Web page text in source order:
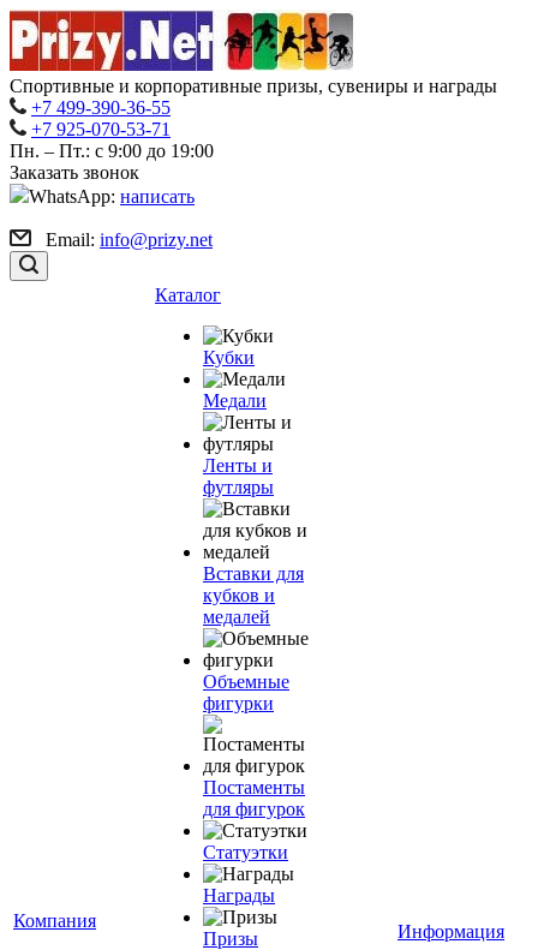
Спортивные и корпоративные призы, сувениры и награды
+7 499-390-36-55
+7 925-070-53-71
Пн. – Пт.: с 9:00 до 19:00
Заказать звонок
WhatsApp: написать
Email: info@prizy.net
Компания
Каталог
Кубки
Медали
Ленты и
футляры
Вставки для
кубков и
медалей
Объемные
фигурки
Постаменты
для фигурок
Статуэтки
Награды
Призы
Информация